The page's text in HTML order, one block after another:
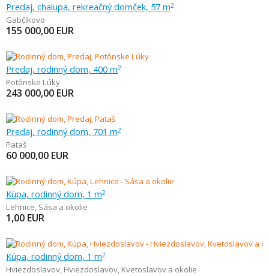
Predaj, chalupa, rekreačný domček, 57 m2
Gabčíkovo
155 000,00 EUR
Predaj, rodinný dom, 400 m2
Potônske Lúky
243 000,00 EUR
Predaj, rodinný dom, 701 m2
Pataš
60 000,00 EUR
Kúpa, rodinný dom, 1 m2
Lehnice, Sása a okolie
1,00 EUR
Kúpa, rodinný dom, 1 m2
Hviezdoslavov, Hviezdoslavov, Kvetoslavov a okolie